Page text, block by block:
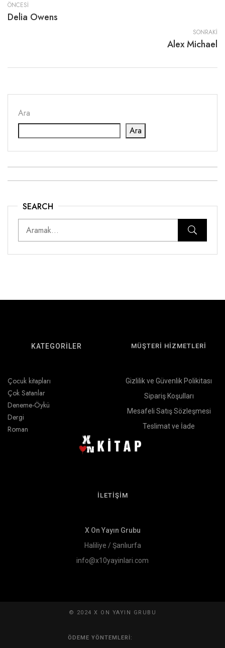
Ara
Ara
SEARCH
ÖNCESI
Delia Owens
SONRAKI
Alex Michael
KATEGORİLER
Çocuk kitapları
Çok Satanlar
Deneme-Öykü
Dergi
Roman
MÜŞTERİ HİZMETLERİ
Gizlilik ve Güvenlik Polikitası
Sipariş Koşulları
Mesafeli Satış Sözleşmesi
Teslimat ve İade
İLETİŞİM
X On Yayın Grubu
Haliliye / Şanlıurfa
info@x10yayinlari.com
© 2024 X ON YAYIN GRUBU
ÖDEME YÖNTEMLERI: